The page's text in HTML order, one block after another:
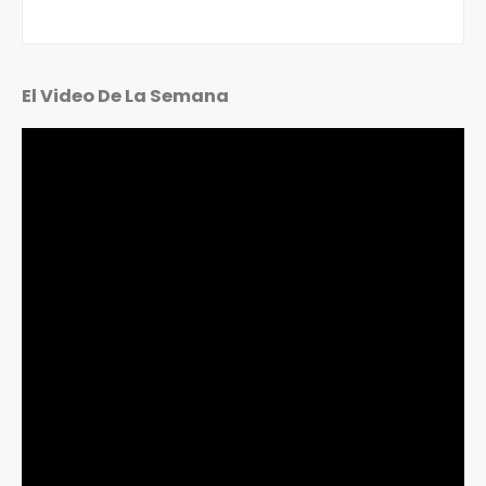
El Video De La Semana